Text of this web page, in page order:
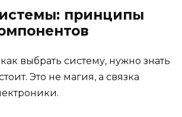
принципы
выбрать систему, нужно знать
Это не магия, а связка